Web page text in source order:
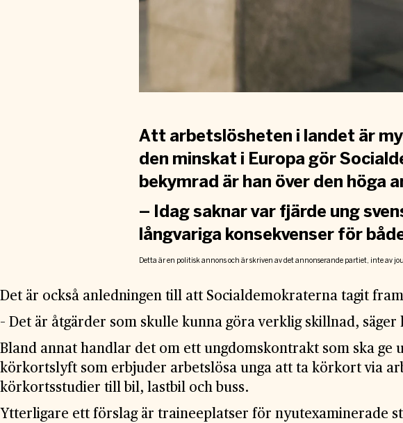
Att arbetslösheten i landet är
den minskat i Europa gör
bekymrad är han över den höga
– Idag saknar var fjärde ung
långvariga konsekvenser för
Detta är en politisk annons och är skriven av det annonserande partiet, inte av
Det är också anledningen till att Socialdemokraterna tagit
– Det är åtgärder som skulle kunna göra verklig skillnad, säger
Bland annat handlar det om ett ungdomskontrakt som ska
körkortslyft som erbjuder arbetslösa unga att ta körkort via
körkortsstudier till bil, lastbil och buss.
Ytterligare ett förslag är traineeplatser för nyutexaminerade